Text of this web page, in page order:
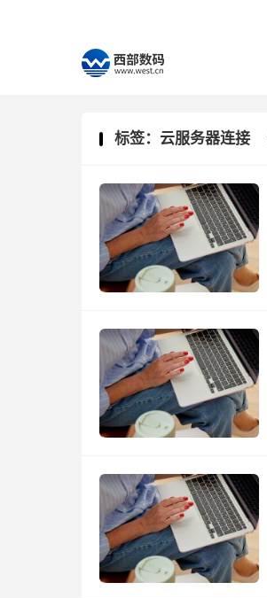
标签：云服务器连接